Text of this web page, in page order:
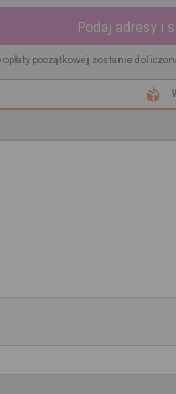
Podaj adresy i
opłaty początkowej zostanie